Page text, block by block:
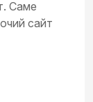
Саме
сайт